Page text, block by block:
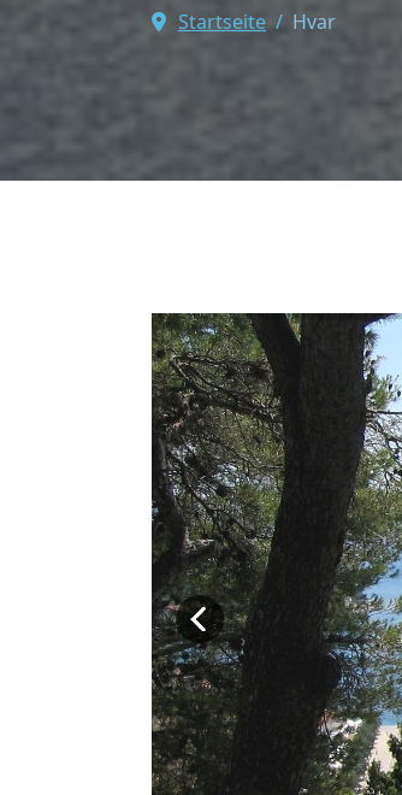
Startseite Hvar